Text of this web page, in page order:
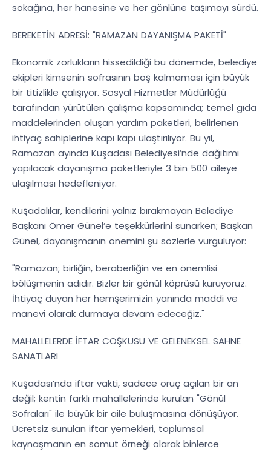
sokağına, her hanesine ve her gönlüne taşımayı sürdü.
BEREKETİN ADRESİ: "RAMAZAN DAYANIŞMA PAKETİ"
Ekonomik zorlukların hissedildiği bu dönemde, belediye
ekipleri kimsenin sofrasının boş kalmaması için büyük
bir titizlikle çalışıyor. Sosyal Hizmetler Müdürlüğü
tarafından yürütülen çalışma kapsamında; temel gıda
maddelerinden oluşan yardım paketleri, belirlenen
ihtiyaç sahiplerine kapı kapı ulaştırılıyor. Bu yıl,
Ramazan ayında Kuşadası Belediyesi’nde dağıtımı
yapılacak dayanışma paketleriyle 3 bin 500 aileye
ulaşılması hedefleniyor.
Kuşadalılar, kendilerini yalnız bırakmayan Belediye
Başkanı Ömer Günel’e teşekkürlerini sunarken; Başkan
Günel, dayanışmanın önemini şu sözlerle vurguluyor:
"Ramazan; birliğin, beraberliğin ve en önemlisi
bölüşmenin adıdır. Bizler bir gönül köprüsü kuruyoruz.
İhtiyaç duyan her hemşerimizin yanında maddi ve
manevi olarak durmaya devam edeceğiz."
MAHALLELERDE İFTAR COŞKUSU VE GELENEKSEL SAHNE
SANATLARI
Kuşadası’nda iftar vakti, sadece oruç açılan bir an
değil; kentin farklı mahallelerinde kurulan "Gönül
Sofraları" ile büyük bir aile buluşmasına dönüşüyor.
Ücretsiz sunulan iftar yemekleri, toplumsal
kaynaşmanın en somut örneği olarak binlerce